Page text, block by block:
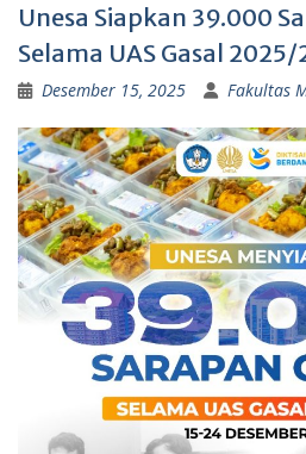
Unesa Siapkan 39.000
Selama UAS Gasal
Desember 15, 2025 Fakultas